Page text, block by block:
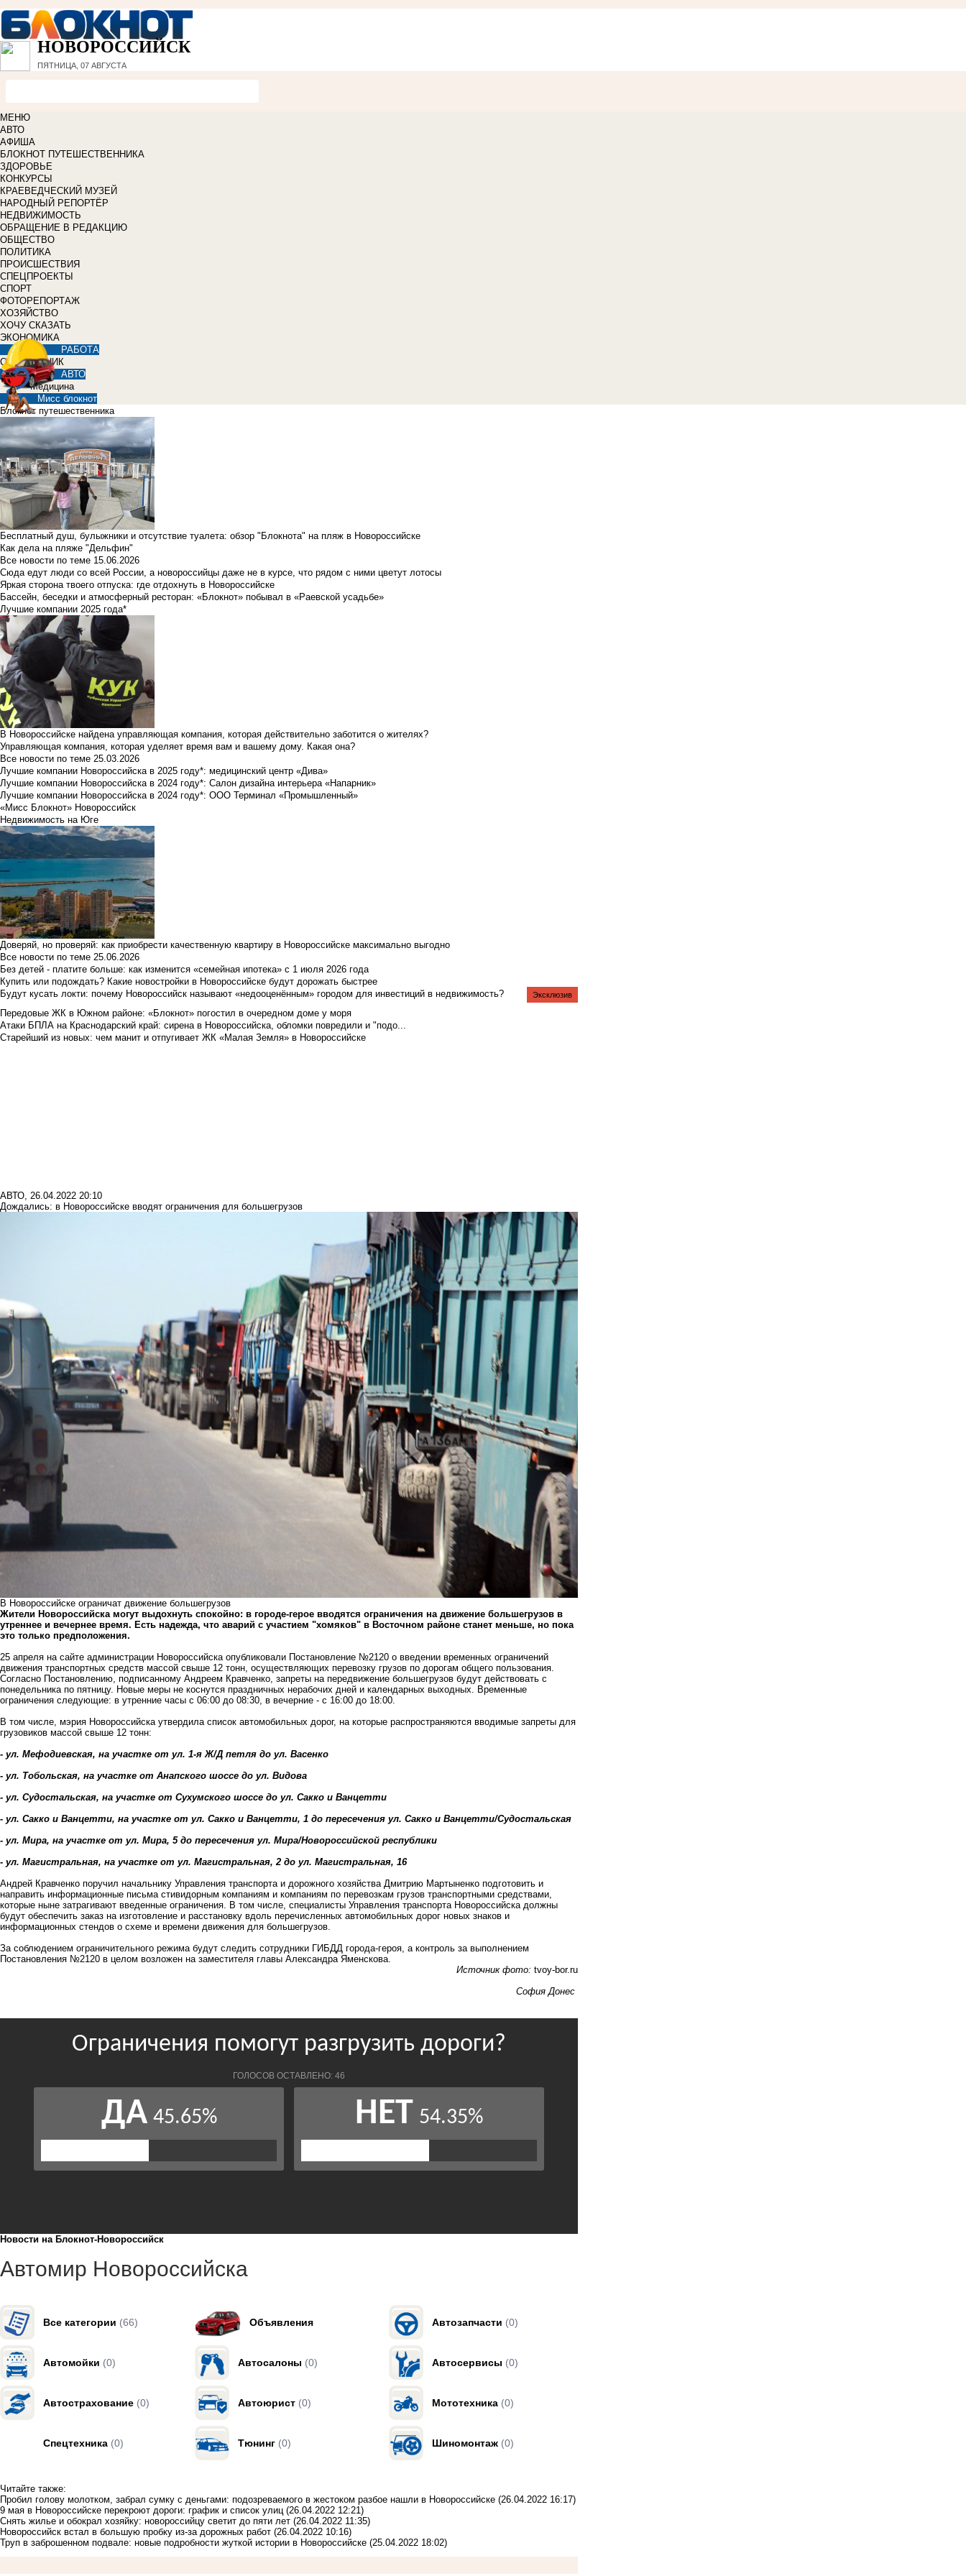
НОВОРОССИЙСК
ПЯТНИЦА, 07 АВГУСТА
МЕНЮ
АВТО
АФИША
БЛОКНОТ ПУТЕШЕСТВЕННИКА
ЗДОРОВЬЕ
КОНКУРСЫ
КРАЕВЕДЧЕСКИЙ МУЗЕЙ
НАРОДНЫЙ РЕПОРТЁР
НЕДВИЖИМОСТЬ
ОБРАЩЕНИЕ В РЕДАКЦИЮ
ОБЩЕСТВО
ПОЛИТИКА
ПРОИСШЕСТВИЯ
СПЕЦПРОЕКТЫ
СПОРТ
ФОТОРЕПОРТАЖ
ХОЗЯЙСТВО
ХОЧУ СКАЗАТЬ
ЭКОНОМИКА
РАБОТА
СПРАВОЧНИК
АВТО
Медицина
Мисс блокнот
Блокнот путешественника
Бесплатный душ, булыжники и отсутствие туалета: обзор "Блокнота" на пляж в Новороссийске
Как дела на пляже "Дельфин"
Все новости по теме 15.06.2026
Сюда едут люди со всей России, а новороссийцы даже не в курсе, что рядом с ними цветут лотосы
Яркая сторона твоего отпуска: где отдохнуть в Новороссийске
Бассейн, беседки и атмосферный ресторан: «Блокнот» побывал в «Раевской усадьбе»
Лучшие компании 2025 года*
В Новороссийске найдена управляющая компания, которая действительно заботится о жителях?
Управляющая компания, которая уделяет время вам и вашему дому. Какая она?
Все новости по теме 25.03.2026
Лучшие компании Новороссийска в 2025 году*: медицинский центр «Дива»
Лучшие компании Новороссийска в 2024 году*: Салон дизайна интерьера «Напарник»
Лучшие компании Новороссийска в 2024 году*: ООО Терминал «Промышленный»
«Мисс Блокнот» Новороссийск
Недвижимость на Юге
Доверяй, но проверяй: как приобрести качественную квартиру в Новороссийске максимально выгодно
Все новости по теме 25.06.2026
Без детей - платите больше: как изменится «семейная ипотека» с 1 июля 2026 года
Купить или подождать? Какие новостройки в Новороссийске будут дорожать быстрее
Будут кусать локти: почему Новороссийск называют «недооценённым» городом для инвестиций в недвижимость?
Передовые ЖК в Южном районе: «Блокнот» погостил в очередном доме у моря
Атаки БПЛА на Краснодарский край: сирена в Новороссийска, обломки повредили и "подо...
Старейший из новых: чем манит и отпугивает ЖК «Малая Земля» в Новороссийске
Эксклюзив
АВТО, 26.04.2022 20:10
Дождались: в Новороссийске вводят ограничения для большегрузов
В Новороссийске ограничат движение большегрузов
Жители Новороссийска могут выдохнуть спокойно: в городе-герое вводятся ограничения на движение большегрузов в
утреннее и вечернее время. Есть надежда, что аварий с участием "хомяков" в Восточном районе станет меньше, но пока
это только предположения.
25 апреля на сайте администрации Новороссийска опубликовали Постановление №2120 о введении временных ограничений
движения транспортных средств массой свыше 12 тонн, осуществляющих перевозку грузов по дорогам общего пользования.
Согласно Постановлению, подписанному Андреем Кравченко, запреты на передвижение большегрузов будут действовать с
понедельника по пятницу. Новые меры не коснутся праздничных нерабочих дней и календарных выходных. Временные
ограничения следующие: в утренние часы с 06:00 до 08:30, в вечерние - с 16:00 до 18:00.
В том числе, мэрия Новороссийска утвердила список автомобильных дорог, на которые распространяются вводимые запреты для
грузовиков массой свыше 12 тонн:
- ул. Мефодиевская, на участке от ул. 1-я Ж/Д петля до ул. Васенко
- ул. Тобольская, на участке от Анапского шоссе до ул. Видова
- ул. Судостальская, на участке от Сухумского шоссе до ул. Сакко и Ванцетти
- ул. Сакко и Ванцетти, на участке от ул. Сакко и Ванцетти, 1 до пересечения ул. Сакко и Ванцетти/Судостальская
- ул. Мира, на участке от ул. Мира, 5 до пересечения ул. Мира/Новороссийской республики
- ул. Магистральная, на участке от ул. Магистральная, 2 до ул. Магистральная, 16
Андрей Кравченко поручил начальнику Управления транспорта и дорожного хозяйства Дмитрию Мартыненко подготовить и
направить информационные письма стивидорным компаниям и компаниям по перевозкам грузов транспортными средствами,
которые ныне затрагивают введенные ограничения. В том числе, специалисты Управления транспорта Новороссийска должны
будут обеспечить заказ на изготовление и расстановку вдоль перечисленных автомобильных дорог новых знаков и
информационных стендов о схеме и времени движения для большегрузов.
За соблюдением ограничительного режима будут следить сотрудники ГИБДД города-героя, а контроль за выполнением
Постановления №2120 в целом возложен на заместителя главы Александра Яменскова.
Источник фото: tvoy-bor.ru
София Донес
Новости на Блoкнoт-Новороссийск
Автомир Новороссийска
Все категории (66) Объявления Автозапчасти (0)
Автомойки (0) Автосалоны (0) Автосервисы (0)
Автострахование (0) Автоюрист (0) Мототехника (0)
Спецтехника (0) Тюнинг (0) Шиномонтаж (0)
Читайте также:
Пробил голову молотком, забрал сумку с деньгами: подозреваемого в жестоком разбое нашли в Новороссийске (26.04.2022 16:17)
9 мая в Новороссийске перекроют дороги: график и список улиц (26.04.2022 12:21)
Снять жилье и обокрал хозяйку: новороссийцу светит до пяти лет (26.04.2022 11:35)
Новороссийск встал в большую пробку из-за дорожных работ (26.04.2022 10:16)
Труп в заброшенном подвале: новые подробности жуткой истории в Новороссийске (25.04.2022 18:02)